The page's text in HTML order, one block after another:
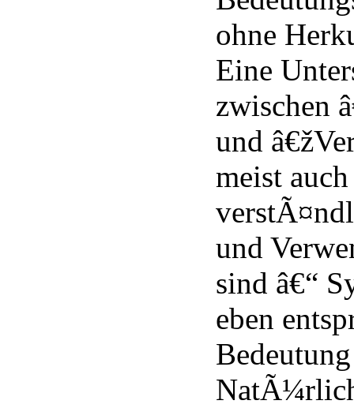
ohne
Eine
zwischen
und
meist
und
sind â€“
eben